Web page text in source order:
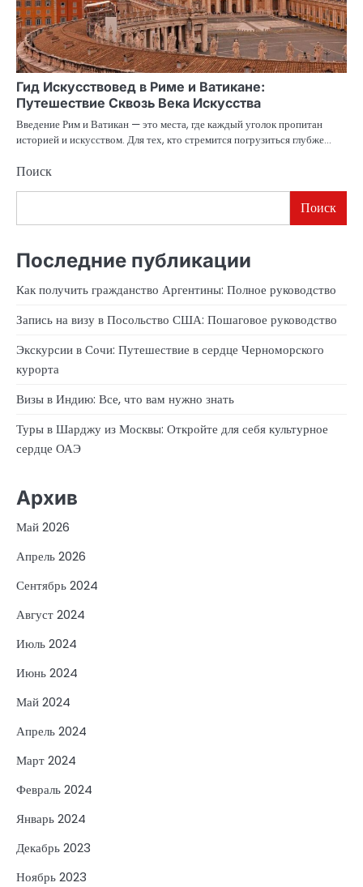
Гид Искусствовед в Риме и Ватикане:
Путешествие Сквозь Века Искусства
Введение Рим и Ватикан — это места, где каждый уголок пропитан
историей и искусством. Для тех, кто стремится погрузиться глубже…
Поиск
Поиск
Последние публикации
Как получить гражданство Аргентины: Полное руководство
Запись на визу в Посольство США: Пошаговое руководство
Экскурсии в Сочи: Путешествие в сердце Черноморского
курорта
Визы в Индию: Все, что вам нужно знать
Туры в Шарджу из Москвы: Откройте для себя культурное
сердце ОАЭ
Архив
Май 2026
Апрель 2026
Сентябрь 2024
Август 2024
Июль 2024
Июнь 2024
Май 2024
Апрель 2024
Март 2024
Февраль 2024
Январь 2024
Декабрь 2023
Ноябрь 2023